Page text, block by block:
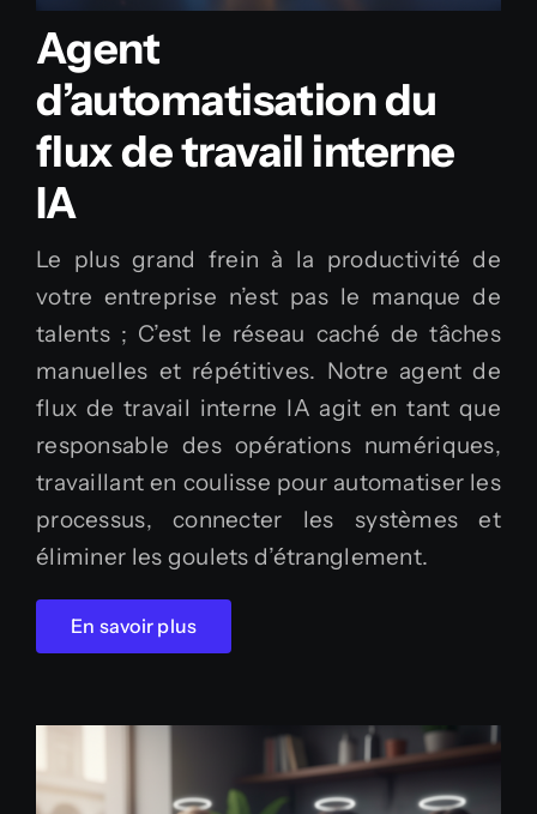
Agent
d’automatisation du
flux de travail interne
IA
Le plus grand frein à la productivité de
votre entreprise n’est pas le manque de
talents ; C’est le réseau caché de tâches
manuelles et répétitives. Notre agent de
flux de travail interne IA agit en tant que
responsable des opérations numériques,
travaillant en coulisse pour automatiser les
processus, connecter les systèmes et
éliminer les goulets d’étranglement.
En savoir plus